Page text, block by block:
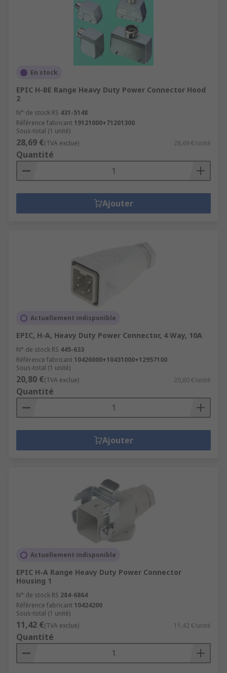
En stock
EPIC H-BE Range Heavy Duty Power Connector Hood
2
N° de stock RS 431-5148
Référence fabricant 19121000+71201300
Sous-total (1 unité)
28,69 €(TVA exclue) 28,69 €/unité
Quantité
Ajouter
Actuellement indisponible
EPIC, H-A, Heavy Duty Power Connector, 4 Way, 10A
N° de stock RS 445-633
Référence fabricant 10426000+10431000+12957100
Sous-total (1 unité)
20,80 €(TVA exclue) 20,80 €/unité
Quantité
Ajouter
Actuellement indisponible
EPIC H-A Range Heavy Duty Power Connector
Housing 1
N° de stock RS 284-6864
Référence fabricant 10424200
Sous-total (1 unité)
11,42 €(TVA exclue) 11,42 €/unité
Quantité